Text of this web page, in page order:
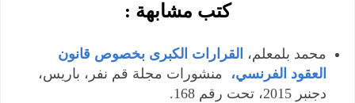
كتب مشابهة :
محمد بلمعلم، القرارات الكبرى بخصوص قانون
العقود الفرنسي،
منشورات مجلة قم نفر، باريس،
دجنبر 2015، تحت رقم 168.